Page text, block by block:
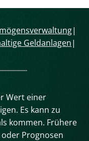
Geldanlagen
Wert einer
Es kann zu
kommen. Frühere
Prognosen